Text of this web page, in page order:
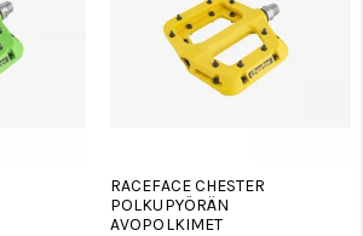
RACEFACE CHESTER
POLKUPYÖRÄN
AVOPOLKIMET